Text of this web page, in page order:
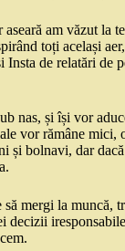
am văzut la
toți același
de relatări de
nas, și își vor
vor rămâne
și bolnavi, dar
mergi la muncă,
decizii